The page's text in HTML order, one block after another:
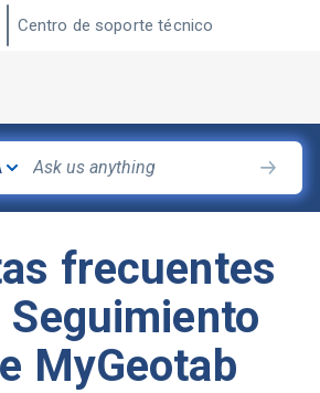
Centro de soporte técnico
frecuentes
MyGeotab